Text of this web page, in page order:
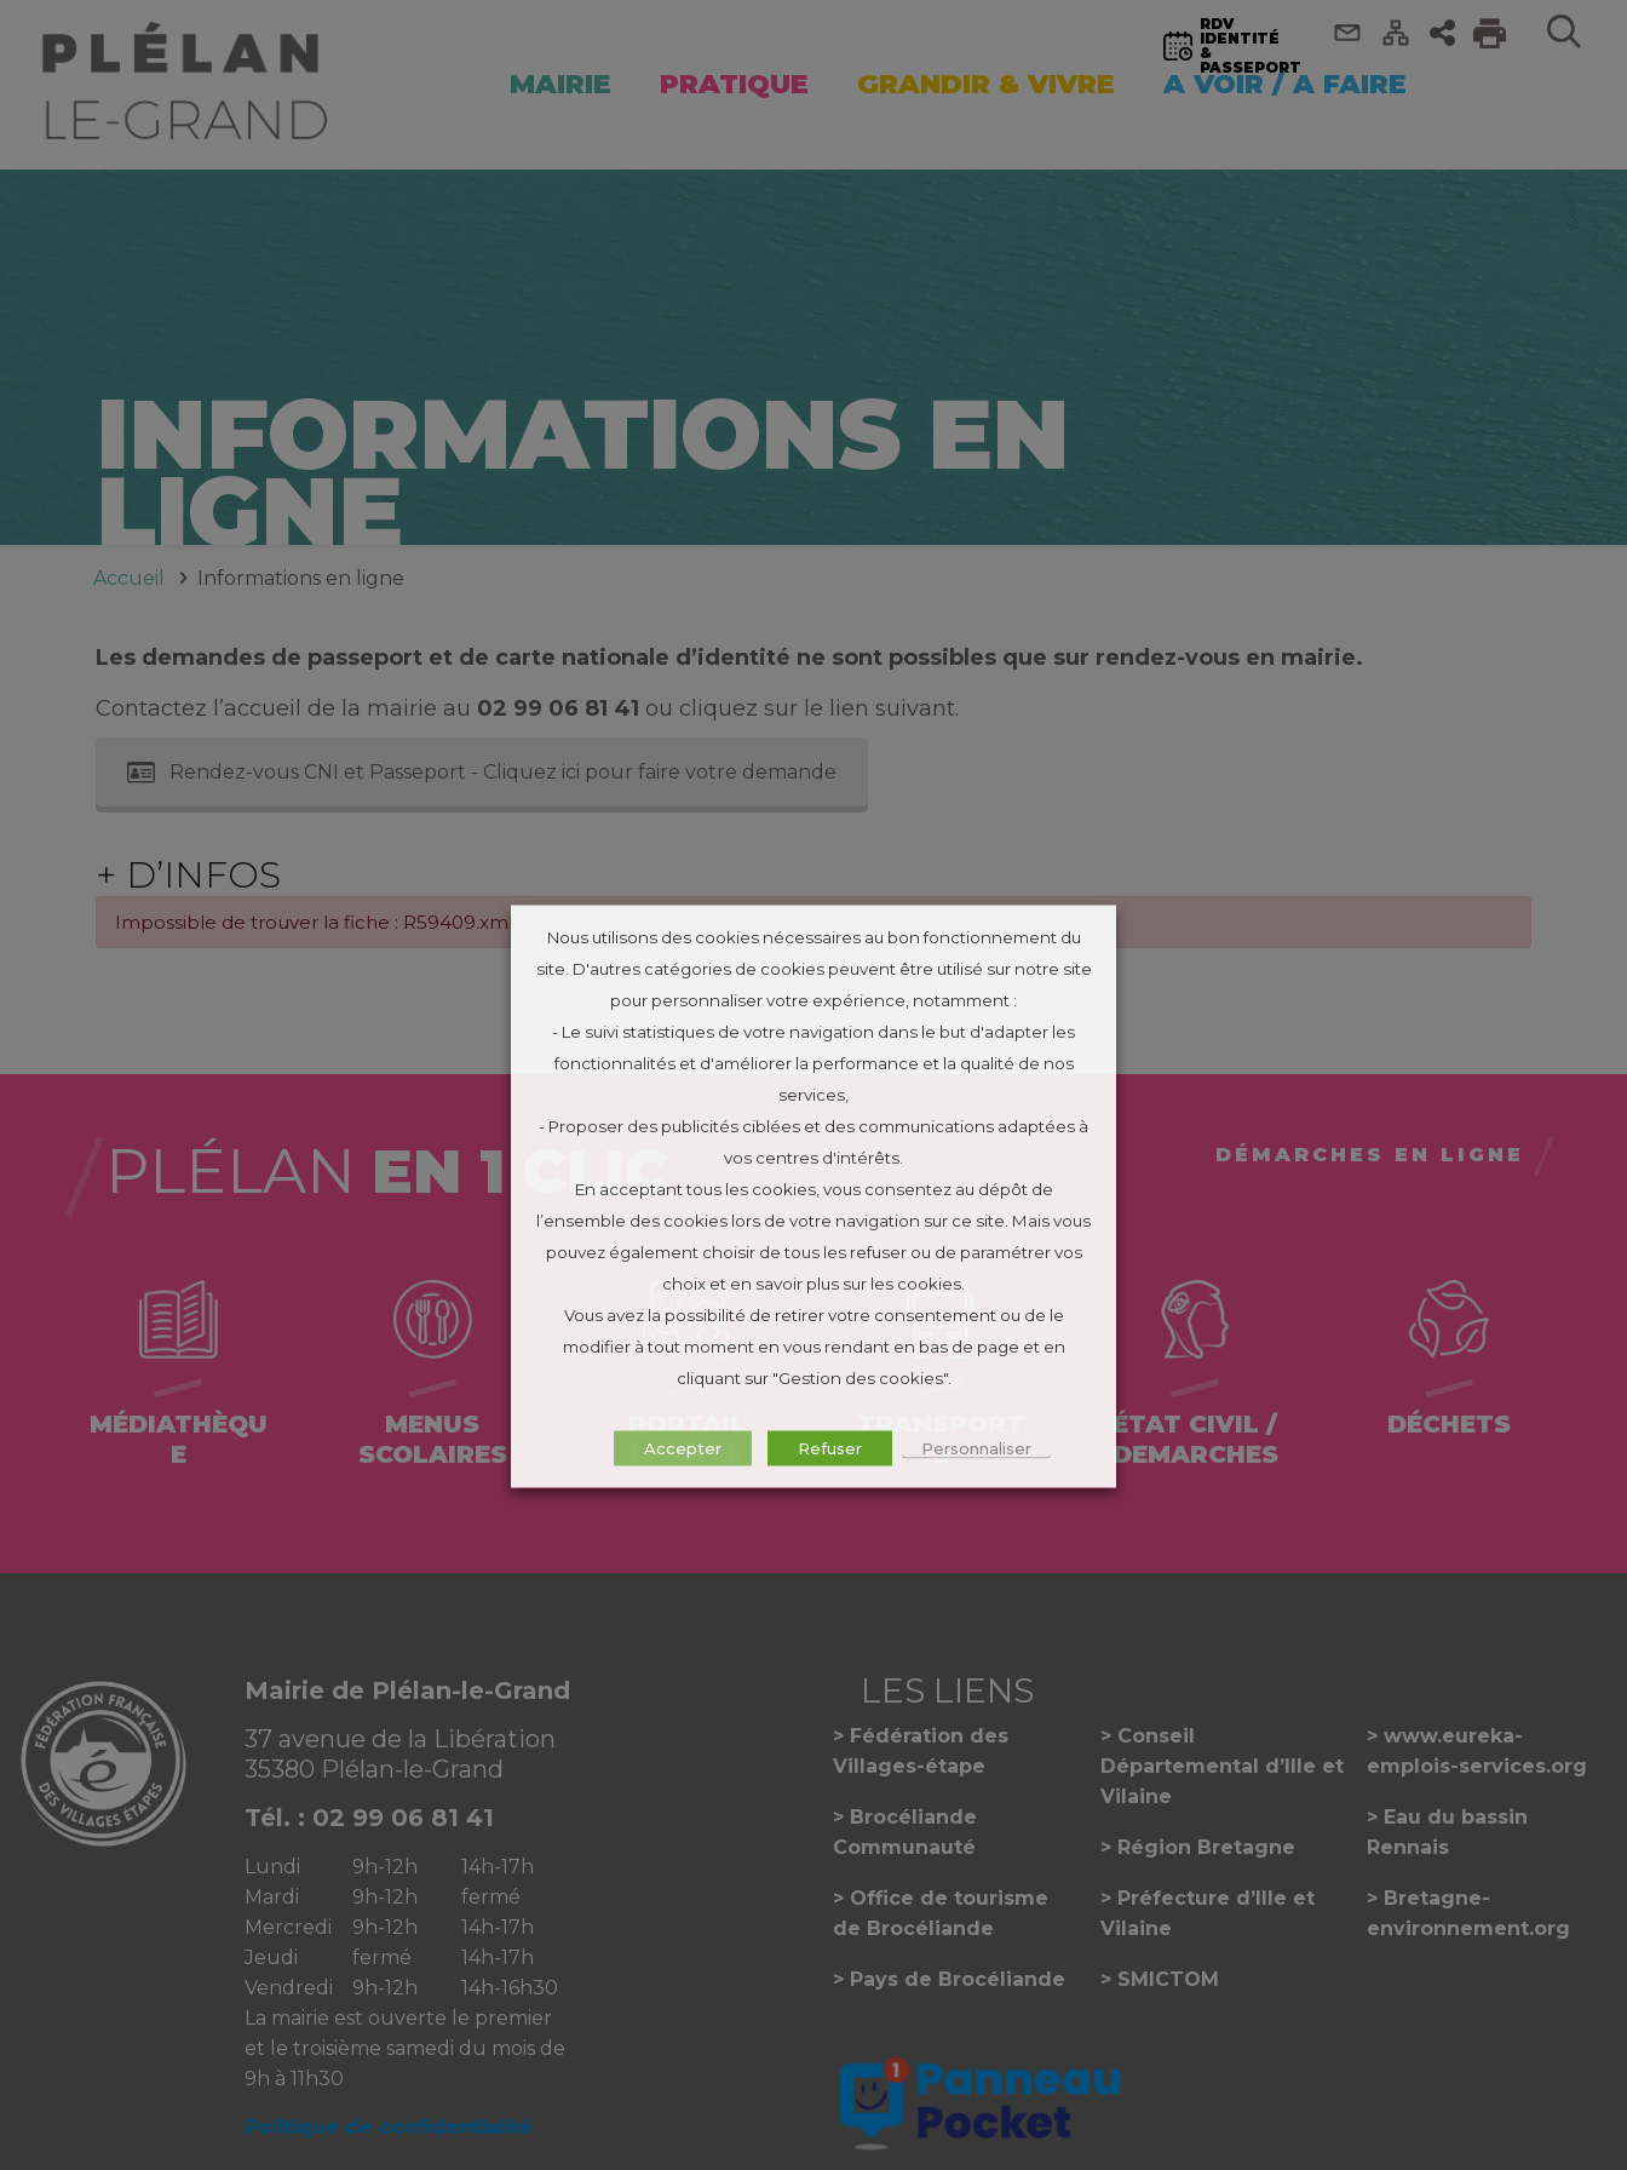
MAIRIE PRATIQUE GRANDIR & VIVRE A VOIR / A FAIRE
RDV
IDENTITÉ
&
PASSEPORT
INFORMATIONS EN
LIGNE
Accueil Informations en ligne
Les demandes de passeport et de carte nationale d’identité ne sont possibles que sur rendez-vous en mairie.
Contactez l’accueil de la mairie au 02 99 06 81 41 ou cliquez sur le lien suivant.
Rendez-vous CNI et Passeport - Cliquez ici pour faire votre demande
+ D’INFOS
Impossible de trouver la fiche : R59409.xml
PLÉLAN EN 1 CLIC DÉMARCHES EN LIGNE
MÉDIATHÈQU
E
MENUS
SCOLAIRES
PORTAIL
FAMILLE
TRANSPORT
S
ÉTAT CIVIL /
DEMARCHES
DÉCHETS
Mairie de Plélan-le-Grand
37 avenue de la Libération
35380 Plélan-le-Grand
Tél. : 02 99 06 81 41
Lundi 9h-12h
14h-17h
Mardi
9h-12h
fermé
Mercredi
9h-12h
14h-17h
Jeudi
fermé
14h-17h
Vendredi
9h-12h
14h-16h30
La mairie est ouverte le premier
et le troisième samedi du mois de
9h à 11h30
Politique de confidentialité
Fédération des
Villages-étape
Brocéliande
Communauté
Office de tourisme
de Brocéliande
Pays de Brocéliande
Conseil
Départemental d’Ille et
Vilaine
Région Bretagne
Préfecture d’Ille et
Vilaine
SMICTOM
www.eureka-
emplois-services.org
Eau du bassin
Rennais
Bretagne-
environnement.org
Nous utilisons des cookies nécessaires au bon fonctionnement du
site. D'autres catégories de cookies peuvent être utilisé sur notre site
pour personnaliser votre expérience, notamment :
- Le suivi statistiques de votre navigation dans le but d'adapter les
fonctionnalités et d'améliorer la performance et la qualité de nos
services,
- Proposer des publicités ciblées et des communications adaptées à
vos centres d'intérêts.
En acceptant tous les cookies, vous consentez au dépôt de
l’ensemble des cookies lors de votre navigation sur ce site. Mais vous
pouvez également choisir de tous les refuser ou de paramétrer vos
choix et en savoir plus sur les cookies.
Vous avez la possibilité de retirer votre consentement ou de le
modifier à tout moment en vous rendant en bas de page et en
cliquant sur "Gestion des cookies".
Accepter Refuser Personnaliser